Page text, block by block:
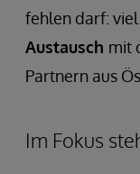
fehlen darf:
Austausch mit
Partnern aus
Im Fokus